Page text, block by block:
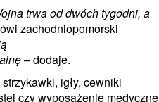
trwa od dwóch tygodni, a
zachodniopomorski
– dodaje.
igły, cewniki
czy wyposażenie medyczne